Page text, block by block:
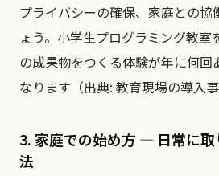
プライバシーの確保、家庭との協
ょう。小学生プログラミング教室
の成果物をつくる体験が年に何回
なります（出典: 教育現場の導入事
3. 家庭での始め方 — 日常に
法